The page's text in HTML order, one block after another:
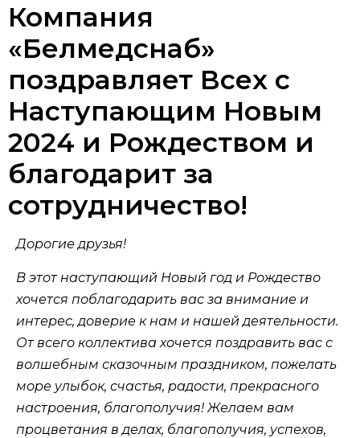
Компания
«Белмедснаб»
поздравляет Всех с
Наступающим Новым
2024 и Рождеством и
благодарит за
сотрудничество!
Дорогие друзья!
В этот наступающий Новый год и Рождество
хочется поблагодарить вас за внимание и
интерес, доверие к нам и нашей деятельности.
От всего коллектива хочется поздравить вас с
волшебным сказочным праздником, пожелать
море улыбок, счастья, радости, прекрасного
настроения, благополучия! Желаем вам
процветания в делах, благополучия, успехов,